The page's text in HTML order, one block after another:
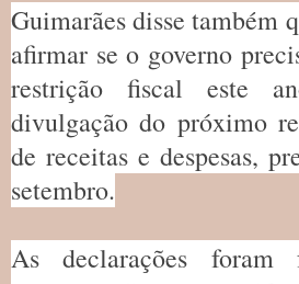
Guimarães disse também
afirmar se o governo
restrição fiscal este
divulgação do próximo
de receitas e despesas,
setembro.
As declarações